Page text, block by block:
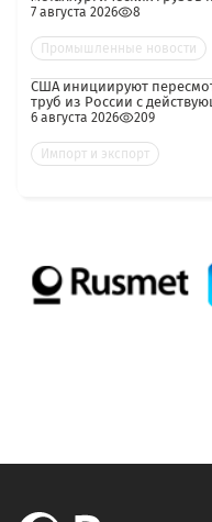
7 августа 2026 8
Промышленные новости
США инициируют
труб из России с
6 августа 2026 209
Импорт и экспорт